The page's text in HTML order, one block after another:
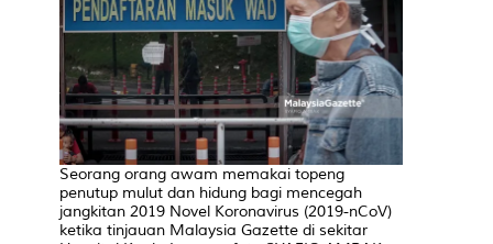
Seorang orang awam memakai topeng
penutup mulut dan hidung bagi mencegah
jangkitan 2019 Novel Koronavirus (2019-nCoV)
ketika tinjauan Malaysia Gazette di sekitar